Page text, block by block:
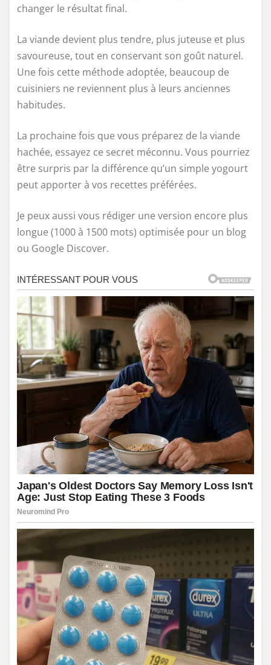
changer le résultat final.
La viande devient plus tendre, plus juteuse et plus
savoureuse, tout en conservant son goût naturel.
Une fois cette méthode adoptée, beaucoup de
cuisiniers ne reviennent plus à leurs anciennes
habitudes.
La prochaine fois que vous préparez de la viande
hachée, essayez ce secret méconnu. Vous pourriez
être surpris par la différence qu’un simple yogourt
peut apporter à vos recettes préférées.
Je peux aussi vous rédiger une version encore plus
longue (1000 à 1500 mots) optimisée pour un blog
ou Google Discover.